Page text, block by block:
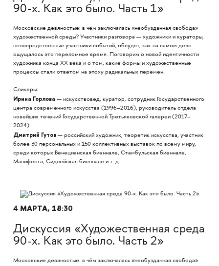
90-х. Как это было. Часть 1»
Московские девяностые: в чём заключалась «необузданная свобода»
художественной среды? Участники разговора — художники и кураторы,
непосредственные участники событий, обсудят, как на самом деле
ощущалось это переломное время. Поговорим о новой идентичности
художника конца XX века и о том, какие формы и художественные
процессы стали ответом на эпоху радикальных перемен.
Спикеры:
Ирина Горлова — искусствовед, куратор, сотрудник Государственного
центра современного искусства (1996–2016), руководитель отдела
новейших течений Государственной Третьяковской галереи (2017–
2024).
Дмитрий Гутов— российский художник, теоретик искусства, участник
более 30 персональных и 150 коллективных выставок по всему миру,
среди которых Венецианская биеннале, Стамбульская биеннале,
Манифеста, Сиднейская биеннале и т. д.
4 МАРТА, 18:30
Дискуссия «Художественная среда
90-х. Как это было. Часть 2»
Московские девяностые: в чём заключалась «необузданная свобода»